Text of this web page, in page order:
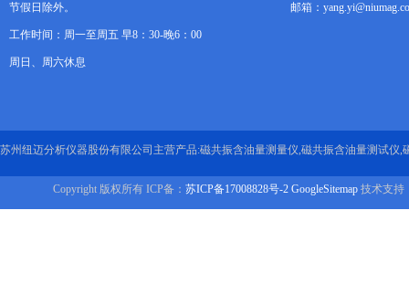
节假日除外。
工作时间：周一至周五 早8：30-晚6：00
周日、周六休息
邮箱：
苏州纽迈分析仪器股份有限公司主营产品:磁共振含油量测量仪,磁共振含油量测试仪,
Copyright 版权所有 ICP备： 苏ICP备17008828号-2 GoogleSitemap 技术支持